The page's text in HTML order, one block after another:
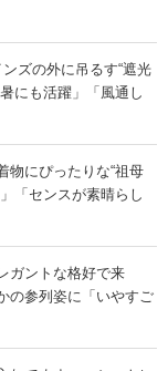
ズの外に吊るす“遮光
にも活躍」「風通し
にぴったりな“祖母
「センスが素晴らし
ガントな格好で来
参列姿に「いやすご